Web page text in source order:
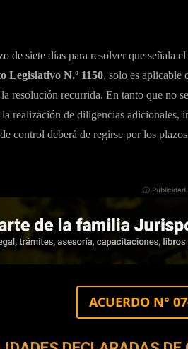
de siete días para resolver que señala
Legislativo N.º 1150, solo es aplicable
resolución recurrida. En tanto que no
la realización de diligencias
control deberá de regirse por los
ⓘ Publicidad
ACUERDO N°